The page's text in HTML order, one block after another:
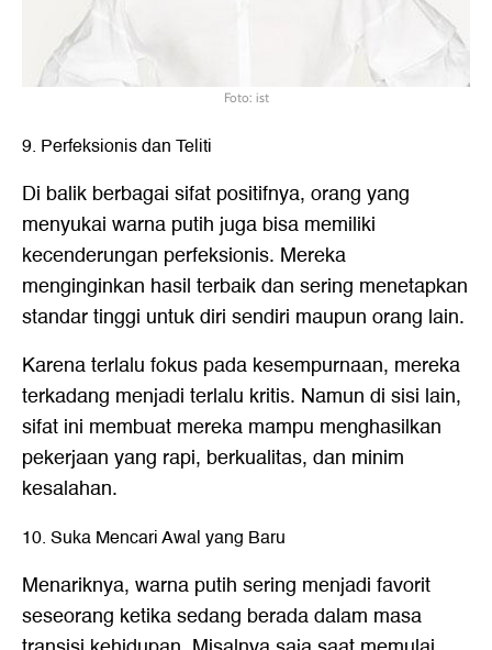
Foto: ist
9. Perfeksionis dan Teliti
Di balik berbagai sifat positifnya, orang yang
menyukai warna putih juga bisa memiliki
kecenderungan perfeksionis. Mereka
menginginkan hasil terbaik dan sering menetapkan
standar tinggi untuk diri sendiri maupun orang lain.
Karena terlalu fokus pada kesempurnaan, mereka
terkadang menjadi terlalu kritis. Namun di sisi lain,
sifat ini membuat mereka mampu menghasilkan
pekerjaan yang rapi, berkualitas, dan minim
kesalahan.
10. Suka Mencari Awal yang Baru
Menariknya, warna putih sering menjadi favorit
seseorang ketika sedang berada dalam masa